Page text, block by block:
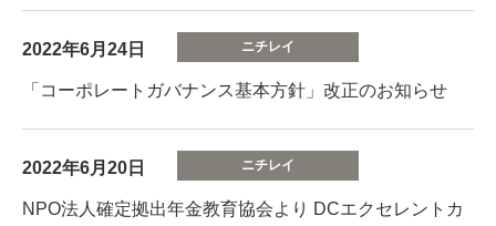
2022年6月24日
「コーポレートガバナンス基本方針」改正のお知らせ
2022年6月20日
NPO法人確定拠出年金教育協会より DCエクセレントカ